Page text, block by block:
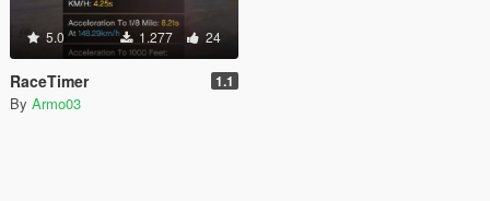
5.0 1.277 24
RaceTimer 1.1
By Armo03